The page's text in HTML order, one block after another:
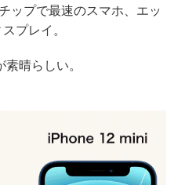
ップで最速のスマホ、エッ
プレイ。
晴らしい。